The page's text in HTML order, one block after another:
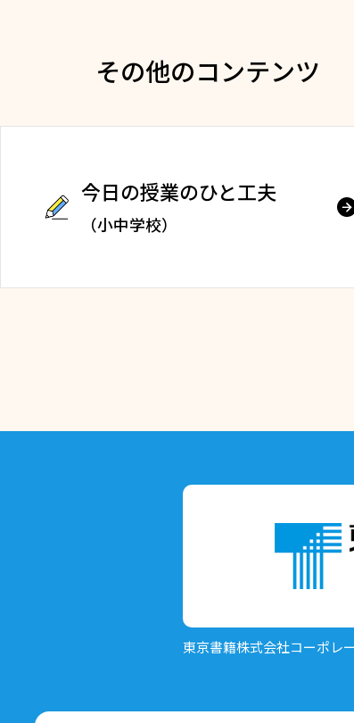
その他のコンテンツ
今日の授業のひと工夫
（小中学校）
東京書籍株式会社コーポレ